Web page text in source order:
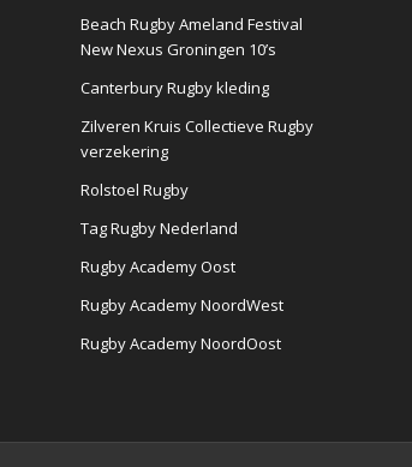
Beach Rugby Ameland Festival
New Nexus Groningen 10’s
Canterbury Rugby kleding
Zilveren Kruis Collectieve Rugby
verzekering
Rolstoel Rugby
Tag Rugby Nederland
Rugby Academy Oost
Rugby Academy NoordWest
Rugby Academy NoordOost